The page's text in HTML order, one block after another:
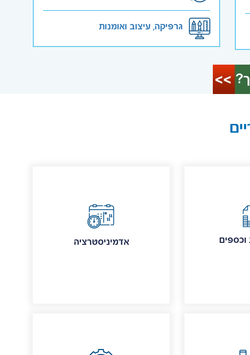
גרפיקה, עיצוב ואומנות
אדמיניסטרציה וכספים